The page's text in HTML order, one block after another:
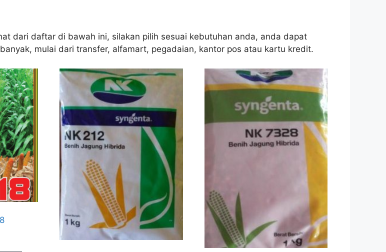
dari daftar di bawah ini, silakan pilih sesuai kebutuhan anda, anda dapat
mulai dari transfer, alfamart, pegadaian, kantor pos atau kartu kredit.